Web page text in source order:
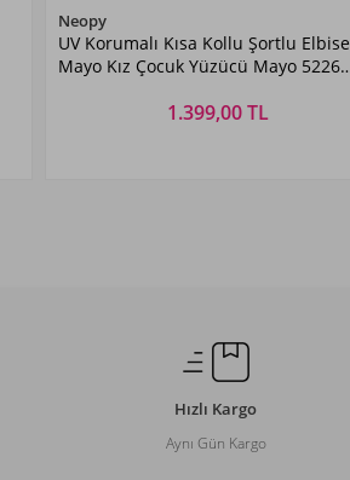
Pembe
Neopy
UV Korumalı Kısa Kollu Şortlu Elbise
Mayo Kız Çocuk Yüzücü Mayo 5226
1.399,00 TL
Hızlı Kargo
Aynı Gün Kargo